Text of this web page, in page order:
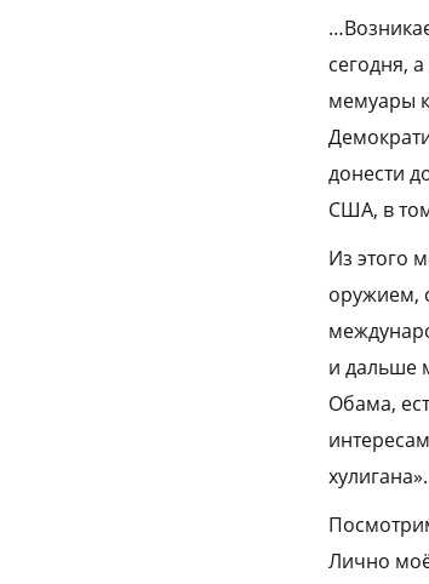
сегодня,
мемуары
донести
США, в
Из этого
оружием,
и дальше
Обама,
Лично